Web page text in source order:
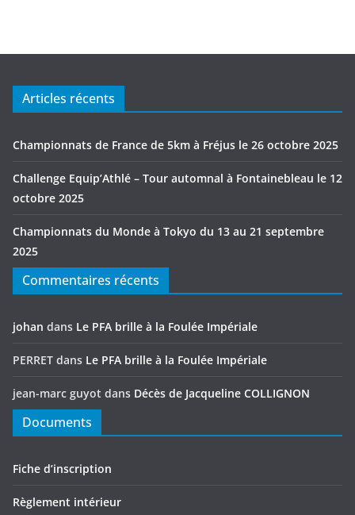
Articles récents
Championnats de France de 5km à Fréjus le 26 octobre 2025
Challenge Equip’Athlé – Tour automnal à Fontainebleau le 12
octobre 2025
Championnats du Monde à Tokyo du 13 au 21 septembre
2025
Commentaires récents
johan dans Le PFA brille à la Foulée Impériale
PERRET dans Le PFA brille à la Foulée Impériale
jean-marc guyot dans Décès de Jacqueline COLLIGNON
Documents
Fiche d’inscription
Règlement intérieur